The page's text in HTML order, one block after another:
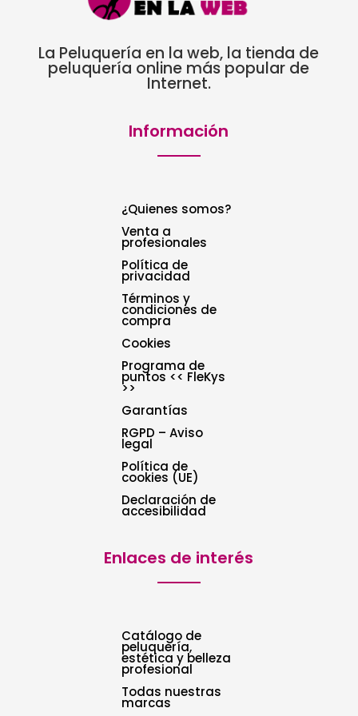
La Peluquería en la web, la tienda de
peluquería online más popular de
Internet.
Información
¿Quienes somos?
Venta a
profesionales
Política de
privacidad
Términos y
condiciones de
compra
Cookies
Programa de
puntos << FleKys
>>
Garantías
RGPD – Aviso
legal
Política de
cookies (UE)
Declaración de
accesibilidad
Enlaces de interés
Catálogo de
peluquería,
estética y belleza
profesional
Todas nuestras
marcas